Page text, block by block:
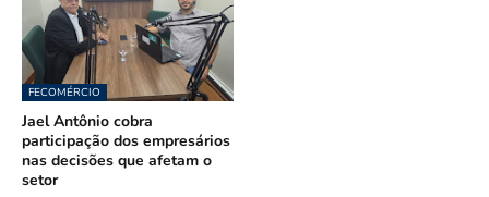
FECOMÉRCIO
Jael Antônio cobra
participação dos empresários
nas decisões que afetam o
setor